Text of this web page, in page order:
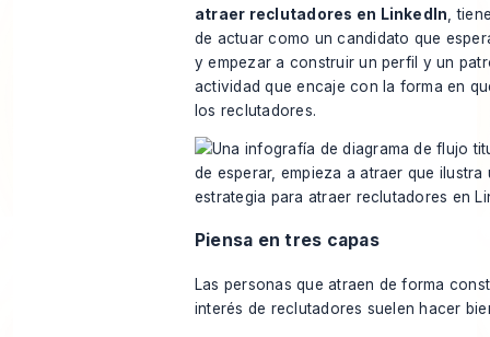
atraer reclutadores en LinkedIn ,
de actuar como un candidato que
y empezar a construir un perfil y un
actividad que encaje con la forma en
los reclutadores.
Piensa en tres capas
Las personas que atraen de forma
interés de reclutadores suelen hacer